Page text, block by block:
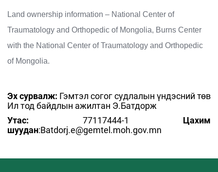
Land ownership information – National Center of
Traumatology and Orthopedic of Mongolia, Burns Center
with the National Center of Traumatology and Orthopedic
of Mongolia.
Эх сурвалж: Гэмтэл согог судлалын үндэсний төв
Ил тод байдлын ажилтан Э.Батдорж
Утас: 77117444-1 Цахим
шуудан:Batdorj.e@gemtel.moh.gov.mn